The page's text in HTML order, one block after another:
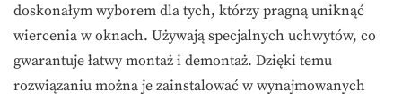
doskonałym wyborem dla tych, którzy pragną uniknąć
wiercenia w oknach. Używają specjalnych uchwytów, co
gwarantuje łatwy montaż i demontaż. Dzięki temu
rozwiązaniu można je zainstalować w wynajmowanych